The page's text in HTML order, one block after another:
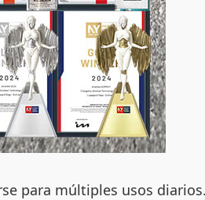
para múltiples usos